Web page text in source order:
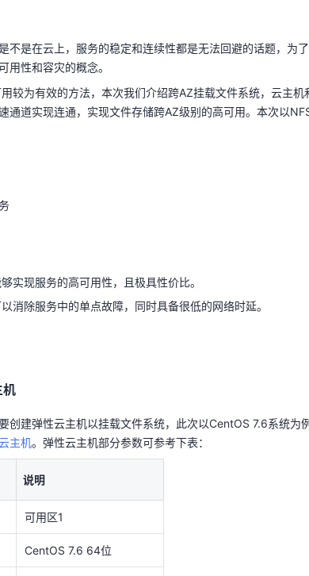
只要1.8折起！
用性和容灾的概念。
通道实现连通，实现文件存储跨AZ级别的高可用。本次以
消除服务中的单点故障，同时具备很低的网络时延。
主机
可用区1
CentOS 7.6 64位
自动分配
IPv4
5M
不是在云上，服务的稳定和连续性都是无法回避的话题，为
用性和容灾的概念。
较为有效的方法，本次我们介绍跨AZ挂载文件系统，云主机
通道实现连通，实现文件存储跨AZ级别的高可用。本次以
实现服务的高可用性，且极具性价比。
消除服务中的单点故障，同时具备很低的网络时延。
机
创建弹性云主机以挂载文件系统，此次以CentOS 7.6系统为
主机。弹性云主机部分参数可参考下表：
说明
可用区1
CentOS 7.6 64位